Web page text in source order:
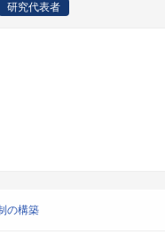
研究代表者
の構築